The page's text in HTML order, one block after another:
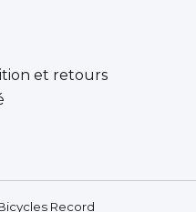
et retours
Record